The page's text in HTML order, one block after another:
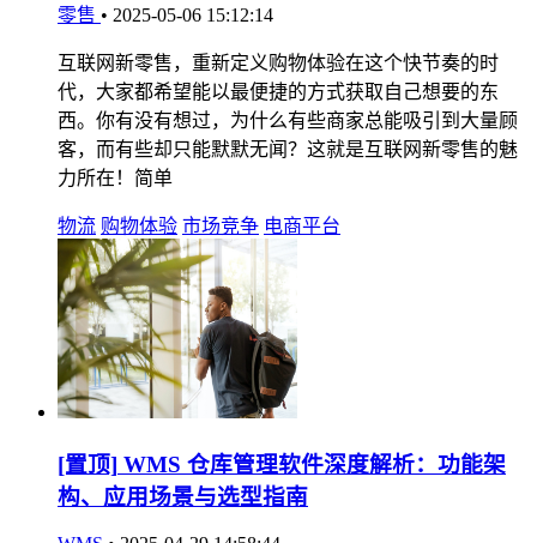
零售 • 2025-05-06 15:12:14
互联网新零售，重新定义购物体验在这个快节奏的时
代，大家都希望能以最便捷的方式获取自己想要的东
西。你有没有想过，为什么有些商家总能吸引到大量顾
客，而有些却只能默默无闻？这就是互联网新零售的魅
力所在！简单
物流 购物体验 市场竞争 电商平台
[置顶] WMS 仓库管理软件深度解析：功能架
构、应用场景与选型指南